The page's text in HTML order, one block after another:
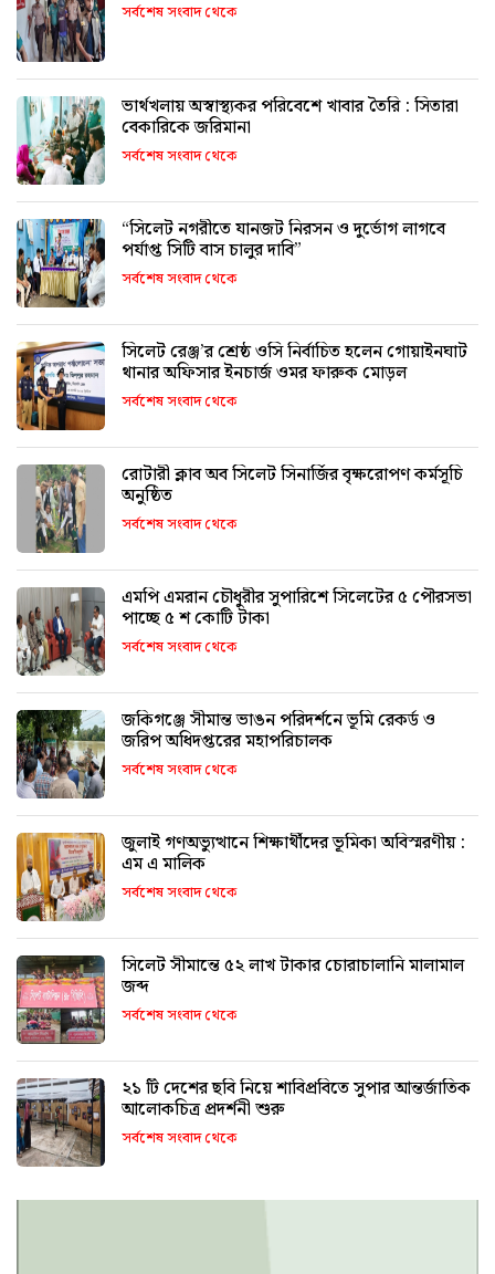
সর্বশেষ সংবাদ থেকে
ভার্থখলায় অস্বাস্থ্যকর পরিবেশে খাবার তৈরি : সিতারা
বেকারিকে জরিমানা
সর্বশেষ সংবাদ থেকে
“সিলেট নগরীতে যানজট নিরসন ও দুর্ভোগ লাগবে
পর্যাপ্ত সিটি বাস চালুর দাবি”
সর্বশেষ সংবাদ থেকে
সিলেট রেঞ্জ’র শ্রেষ্ঠ ওসি নির্বাচিত হলেন গোয়াইনঘাট
থানার অফিসার ইনচার্জ ওমর ফারুক মোড়ল
সর্বশেষ সংবাদ থেকে
রোটারী ক্লাব অব সিলেট সিনার্জির বৃক্ষরোপণ কর্মসূচি
অনুষ্ঠিত
সর্বশেষ সংবাদ থেকে
এমপি এমরান চৌধুরীর সুপারিশে সিলেটের ৫ পৌরসভা
পাচ্ছে ৫ শ কোটি টাকা
সর্বশেষ সংবাদ থেকে
জকিগঞ্জে সীমান্ত ভাঙন পরিদর্শনে ভূমি রেকর্ড ও
জরিপ অধিদপ্তরের মহাপরিচালক
সর্বশেষ সংবাদ থেকে
জুলাই গণঅভ্যুত্থানে শিক্ষার্থীদের ভূমিকা অবিস্মরণীয় :
এম এ মালিক
সর্বশেষ সংবাদ থেকে
সিলেট সীমান্তে ৫২ লাখ টাকার চোরাচালানি মালামাল
জব্দ
সর্বশেষ সংবাদ থেকে
২১ টি দেশের ছবি নিয়ে শাবিপ্রবিতে সুপার আন্তর্জাতিক
আলোকচিত্র প্রদর্শনী শুরু
সর্বশেষ সংবাদ থেকে